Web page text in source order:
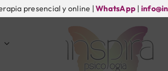
presencial y online |WhatsApp |